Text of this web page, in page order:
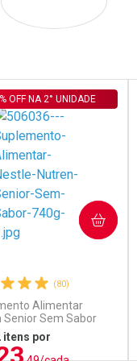
sem Desconto
240,00/cada
240,00/cada
(80)
Alimentar
Senior Sem Sabor
OFF NA 2° UNIDADE
itens por
COMPRAR